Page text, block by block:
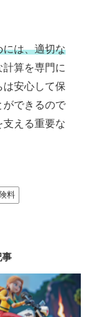
には、適切な
計算を専門に
安心して保
ができるので
える重要な
料
事